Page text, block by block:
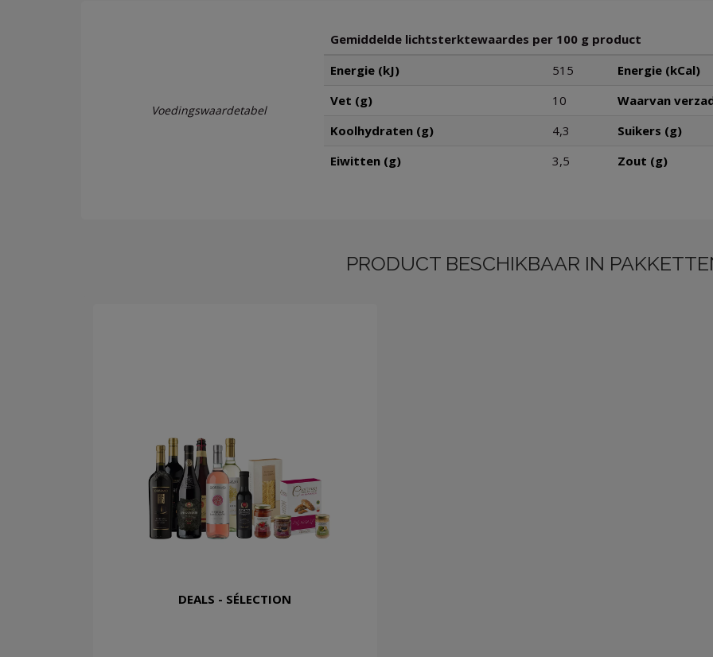
Voedingswaardetabel
Gemiddelde lichtsterktewaardes per 100 g product
Energie (kJ)
515
Energie (kCal)
Vet (g)
10
Waarvan
Koolhydraten (g)
4,3
Suikers (g)
Eiwitten (g)
3,5 Zout (g)
PRODUCT BESCHIKBAAR IN
DEALS - SÉLECTION